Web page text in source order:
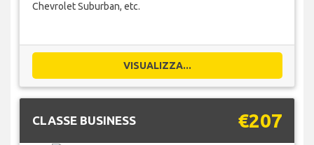
Chevrolet Suburban, etc.
VISUALIZZA...
CLASSE BUSINESS €207